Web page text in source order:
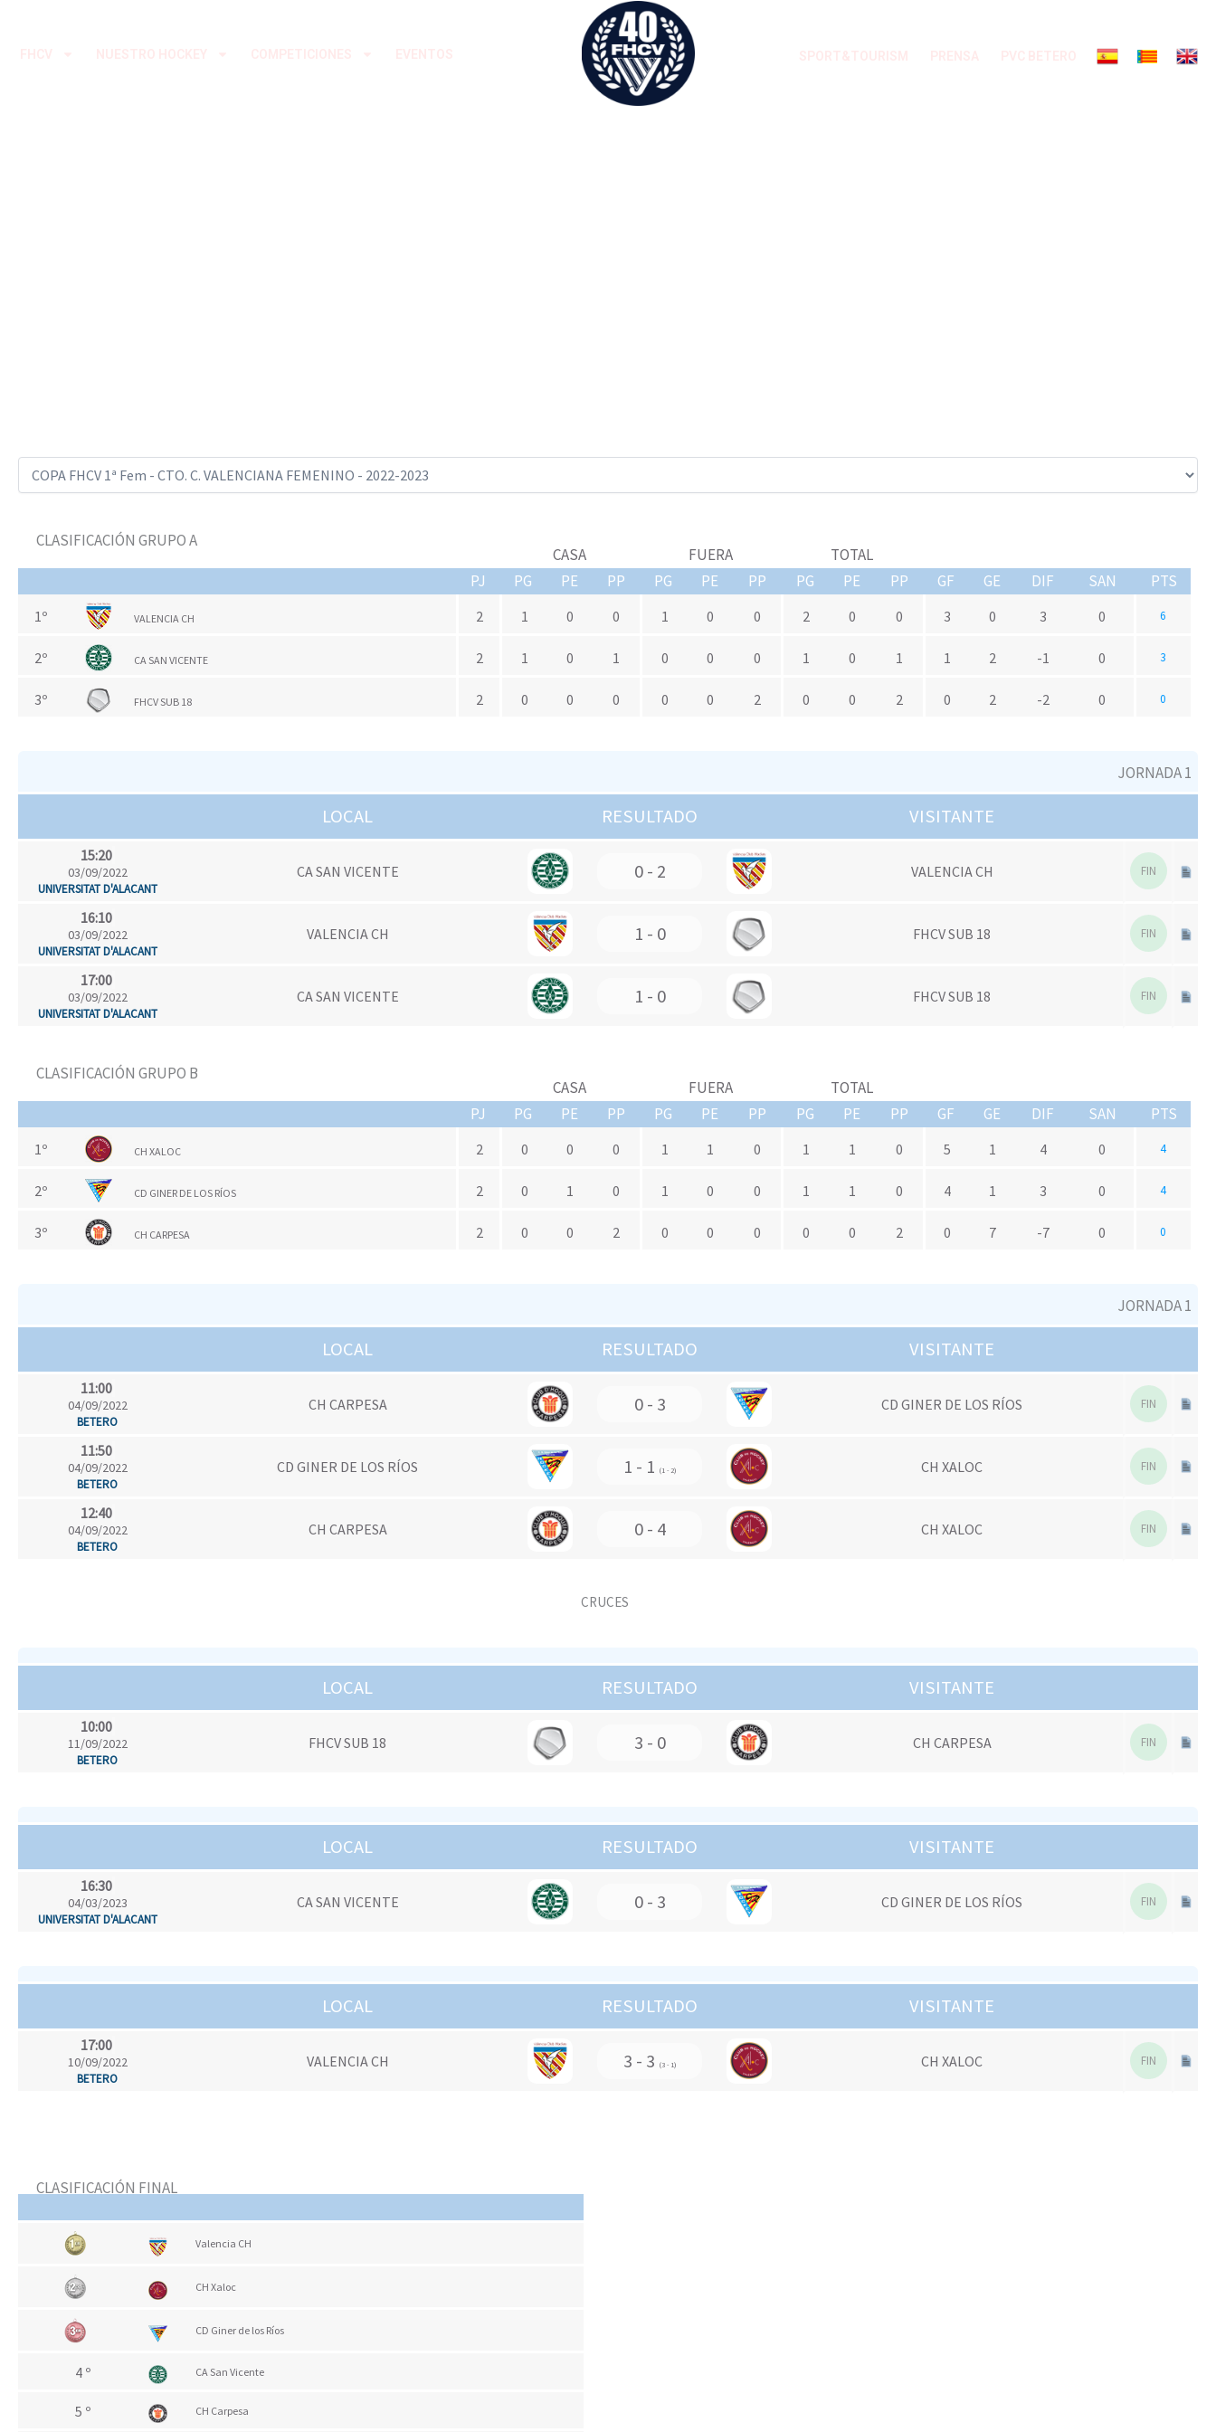
CLASIFICACIÓN GRUPO A
CASA FUERA
TOTAL
PJ
PG PE PP PG PE PP PG PE PP GF GE DIF SAN PTS
1º VALENCIA CH 2 1 0 0 1 0 0 2 0 0 3 0 3 0 6
2º CA SAN VICENTE 2 1 0 1 0 0 0 1 0 1 1 2 -1 0 3
3º FHCV SUB 18 2 0 0 0 0 0 2 0 0 2 0 2 -2 0 0
JORNADA 1
LOCAL RESULTADO VISITANTE
15:20
03/09/2022
UNIVERSITAT D'ALACANT
CA SAN VICENTE 0 - 2 VALENCIA CH FIN
16:10
03/09/2022
UNIVERSITAT D'ALACANT
VALENCIA CH 1 - 0 FHCV SUB 18 FIN
17:00
03/09/2022
UNIVERSITAT D'ALACANT
CA SAN VICENTE 1 - 0 FHCV SUB 18 FIN
CLASIFICACIÓN GRUPO B
CASA FUERA
TOTAL
PJ
PG PE PP PG PE PP PG PE PP GF GE DIF SAN PTS
1º CH XALOC 2 0 0 0 1 1 0 1 1 0 5 1 4 0 4
2º CD GINER DE LOS RÍOS 2 0 1 0 1 0 0 1 1 0 4 1 3 0 4
3º CH CARPESA 2 0 0 2 0 0 0 0 0 2 0 7 -7 0 0
JORNADA 1
LOCAL RESULTADO VISITANTE
11:00
04/09/2022
BETERO
CH CARPESA 0 - 3 CD GINER DE LOS RÍOS FIN
11:50
04/09/2022
BETERO
CD GINER DE LOS RÍOS 1 - 1 (1 - 2) CH XALOC FIN
12:40
04/09/2022
BETERO
CH CARPESA 0 - 4 CH XALOC FIN
CRUCES
LOCAL RESULTADO VISITANTE
10:00
11/09/2022
BETERO
FHCV SUB 18 3 - 0 CH CARPESA FIN
LOCAL RESULTADO VISITANTE
16:30
04/03/2023
UNIVERSITAT D'ALACANT
CA SAN VICENTE 0 - 3 CD GINER DE LOS RÍOS FIN
LOCAL RESULTADO VISITANTE
17:00
10/09/2022
BETERO
VALENCIA CH 3 - 3 (3 - 1) CH XALOC FIN
CLASIFICACIÓN FINAL
Valencia CH
CH Xaloc
CD Giner de los Ríos
4 º CA San Vicente
5 º CH Carpesa